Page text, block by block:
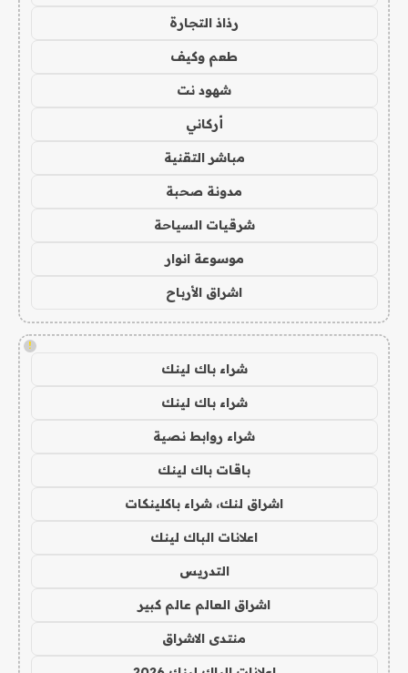
رذاذ التجارة
طعم وكيف
شهود نت
أركاني
مباشر التقنية
مدونة صحبة
شرقيات السياحة
موسوعة انوار
اشراق الأرباح
!
شراء باك لينك
شراء باك لينك
شراء روابط نصية
باقات باك لينك
اشراق لنك، شراء باكلينكات
اعلانات الباك لينك
التدريس
اشراق العالم عالم كبير
منتدى الاشراق